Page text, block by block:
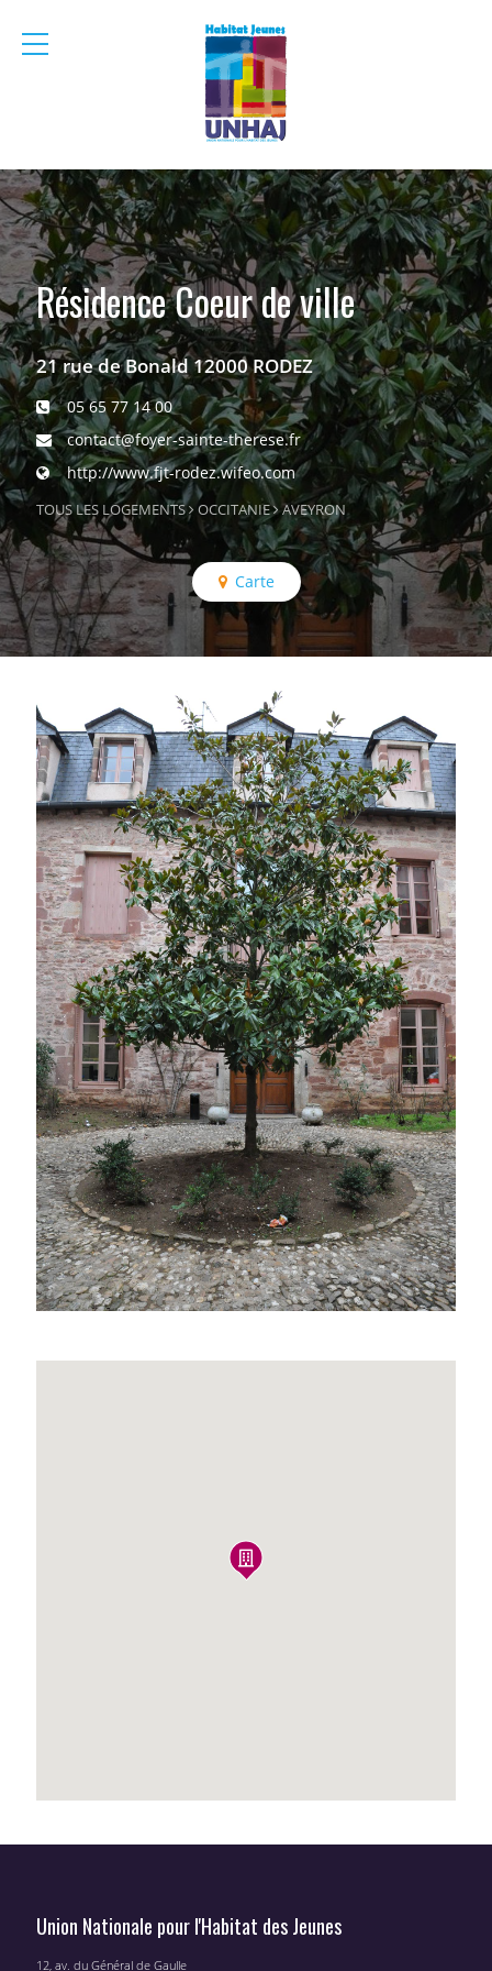
menu
Résidence Coeur de ville
21 rue de Bonald 12000 RODEZ
05 65 77 14 00
contact@foyer-sainte-therese.fr
http://www.fjt-rodez.wifeo.com
TOUS LES LOGEMENTS OCCITANIE AVEYRON
Carte
Union Nationale pour l'Habitat des Jeunes
12, av. du Général de Gaulle